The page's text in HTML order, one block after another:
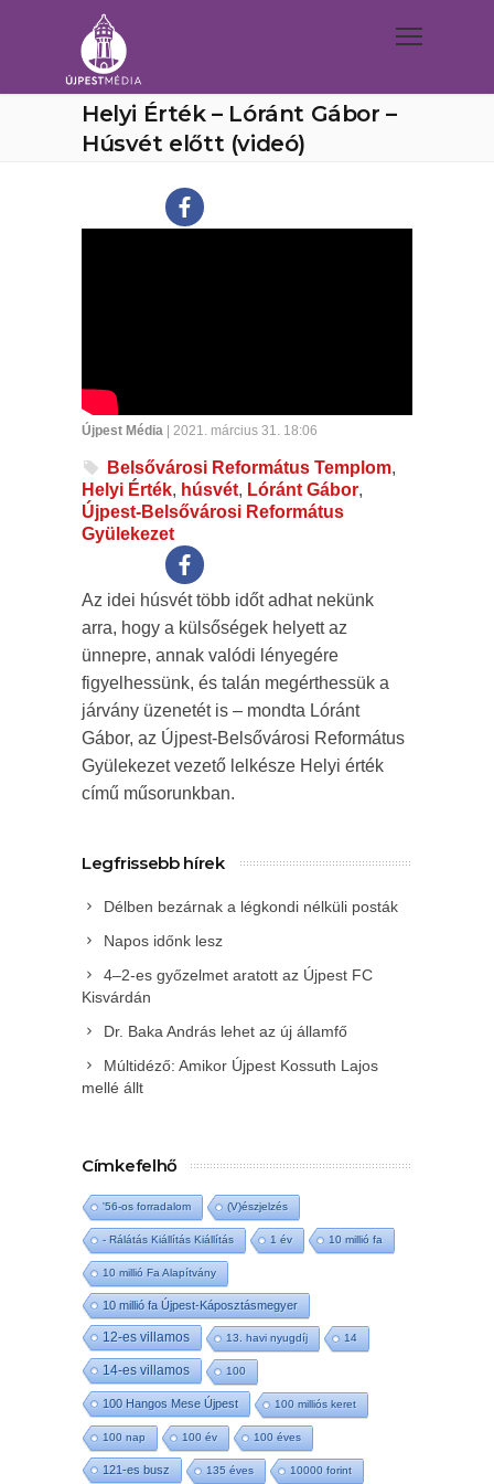
Helyi Érték – Lóránt Gábor –
Húsvét előtt (videó)
Újpest Média | 2021. március 31. 18:06
Belsővárosi Református Templom,
Helyi Érték, húsvét, Lóránt Gábor,
Újpest-Belsővárosi Református
Gyülekezet
Az idei húsvét több időt adhat nekünk
arra, hogy a külsőségek helyett az
ünnepre, annak valódi lényegére
figyelhessünk, és talán megérthessük a
járvány üzenetét is – mondta Lóránt
Gábor, az Újpest-Belsővárosi Református
Gyülekezet vezető lelkésze Helyi érték
című műsorunkban.
Legfrissebb hírek
Délben bezárnak a légkondi nélküli posták
Napos időnk lesz
4–2-es győzelmet aratott az Újpest FC
Kisvárdán
Dr. Baka András lehet az új államfő
Múltidéző: Amikor Újpest Kossuth Lajos
mellé állt
Címkefelhő
'56-os forradalom (V)észjelzés
- Rálátás Kiállítás Kiállítás 1 év 10 millió fa
10 millió Fa Alapítvány
10 millió fa Újpest-Káposztásmegyer
12-es villamos 13. havi nyugdíj 14
14-es villamos 100
100 Hangos Mese Újpest 100 milliós keret
100 nap 100 év 100 éves
121-es busz 135 éves 10000 forint